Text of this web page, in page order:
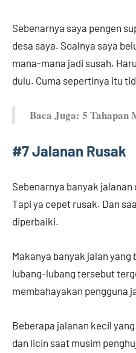
Sebenarnya saya pengen
desa saya. Soalnya saya
mana-mana jadi susah.
dulu. Cuma sepertinya itu
Baca Juga: 5 Tahapan
#7 Jalanan Rusak
Sebenarnya banyak jalanan
Tapi ya cepet rusak. Dan
diperbaiki.
Makanya banyak jalan
lubang-lubang tersebut
membahayakan pengguna
Beberapa jalanan kecil
dan licin saat musim